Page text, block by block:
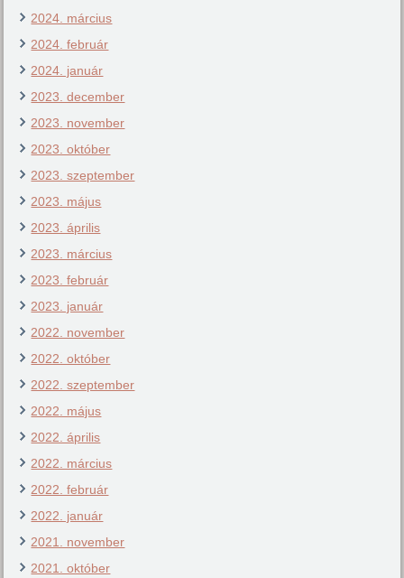
2024. március
2024. február
2024. január
2023. december
2023. november
2023. október
2023. szeptember
2023. május
2023. április
2023. március
2023. február
2023. január
2022. november
2022. október
2022. szeptember
2022. május
2022. április
2022. március
2022. február
2022. január
2021. november
2021. október